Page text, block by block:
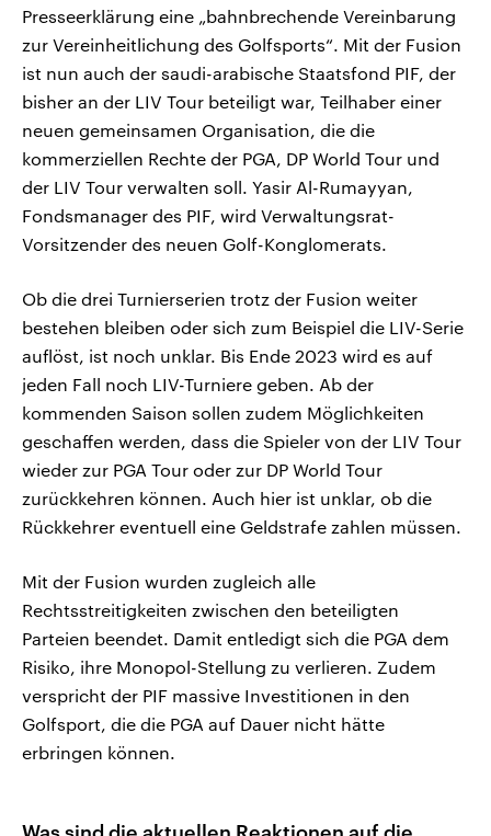
Presseerklärung eine „bahnbrechende Vereinbarung
zur Vereinheitlichung des Golfsports“. Mit der Fusion
ist nun auch der saudi-arabische Staatsfond PIF, der
bisher an der LIV Tour beteiligt war, Teilhaber einer
neuen gemeinsamen Organisation, die die
kommerziellen Rechte der PGA, DP World Tour und
der LIV Tour verwalten soll. Yasir Al-Rumayyan,
Fondsmanager des PIF, wird Verwaltungsrat-
Vorsitzender des neuen Golf-Konglomerats.
Ob die drei Turnierserien trotz der Fusion weiter
bestehen bleiben oder sich zum Beispiel die LIV-Serie
auflöst, ist noch unklar. Bis Ende 2023 wird es auf
jeden Fall noch LIV-Turniere geben. Ab der
kommenden Saison sollen zudem Möglichkeiten
geschaffen werden, dass die Spieler von der LIV Tour
wieder zur PGA Tour oder zur DP World Tour
zurückkehren können. Auch hier ist unklar, ob die
Rückkehrer eventuell eine Geldstrafe zahlen müssen.
Mit der Fusion wurden zugleich alle
Rechtsstreitigkeiten zwischen den beteiligten
Parteien beendet. Damit entledigt sich die PGA dem
Risiko, ihre Monopol-Stellung zu verlieren. Zudem
verspricht der PIF massive Investitionen in den
Golfsport, die die PGA auf Dauer nicht hätte
erbringen können.